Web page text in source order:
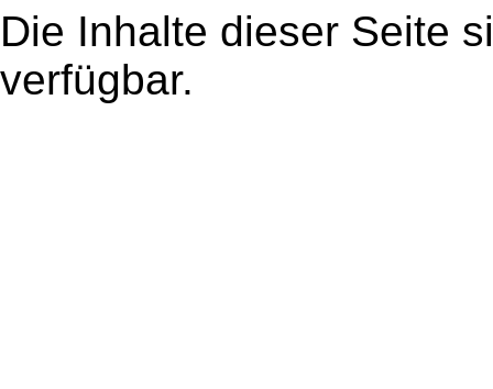
Die Inhalte dieser Seite
verfügbar.